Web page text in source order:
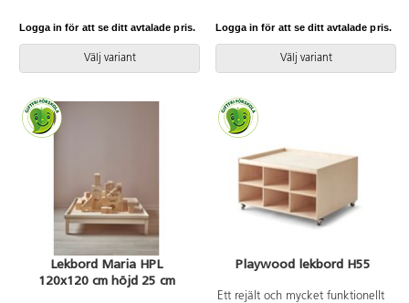
anpassade efter mått till
Lekolars garage, bondgårdar och
dockhus är anpassade för
dämpa ljudet och skydda ytan
finns att köpa till. Av kraftig,
vitpigmenterad, FSC-godkänd
L99xB84xH33 cm. Fackens
innermått: B31xH20xD39 cm.
Från 1 år.
Logga in för att se ditt avtalade pris.
Välj variant
Logga in för att se ditt avtalade pris.
Välj variant
Lekbord Maria HPL
120x120 cm höjd 25 cm
Playwood lekbord H55
Ett rejält och mycket funktionellt